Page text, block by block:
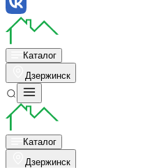
Каталог
Дзержинск
Каталог
Дзержинск